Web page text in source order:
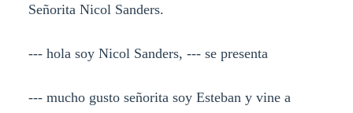
Señorita Nicol Sanders.
--- hola soy Nicol Sanders, --- se presenta
--- mucho gusto señorita soy Esteban y vine a